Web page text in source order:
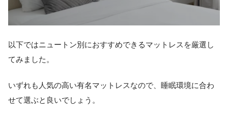
以下ではニュートン別におすすめできるマットレスを厳選し
てみました。
いずれも人気の高い有名マットレスなので、睡眠環境に合わ
せて選ぶと良いでしょう。